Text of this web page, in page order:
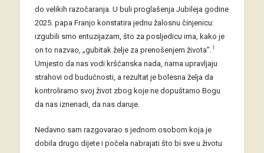
do velikih razočaranja. U buli proglašenja Jubileja godine
2025. papa Franjo konstatira jednu žalosnu činjenicu:
izgubili smo entuzijazam, što za posljedicu ima, kako je
on to nazvao, „gubitak želje za prenošenjem života”. 1
Umjesto da nas vodi kršćanska nada, nama upravljaju
strahovi od budućnosti, a rezultat je bolesna želja da
kontroliramo svoj život zbog koje ne dopuštamo Bogu
da nas iznenadi, da nas daruje.
Nedavno sam razgovarao s jednom osobom koja je
dobila drugo dijete i počela nabrajati što bi sve u životu